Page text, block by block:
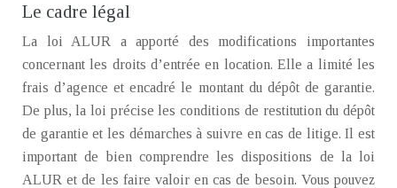
Le cadre légal
La loi ALUR a apporté des modifications importantes
concernant les droits d’entrée en location. Elle a limité les
frais d’agence et encadré le montant du dépôt de garantie.
De plus, la loi précise les conditions de restitution du dépôt
de garantie et les démarches à suivre en cas de litige. Il est
important de bien comprendre les dispositions de la loi
ALUR et de les faire valoir en cas de besoin. Vous pouvez